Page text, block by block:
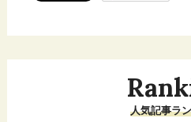
人気記事ラ